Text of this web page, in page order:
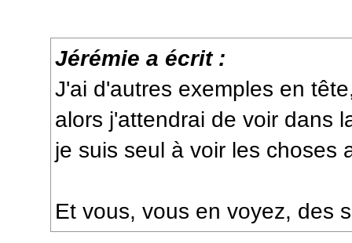
Jérémie a écrit :
J'ai d'autres exemples en
alors j'attendrai de voir dans
je suis seul à voir les choses
Et vous, vous en voyez, des